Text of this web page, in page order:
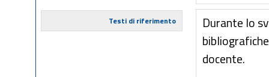
Testi di riferimento
Durante lo
docente.